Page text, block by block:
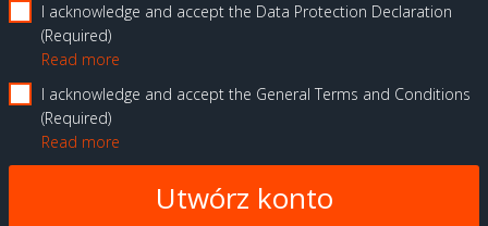
I acknowledge and accept the Data Protection Declaration
Required
Read more
I acknowledge and accept the General Terms and Conditions
Required
Read more